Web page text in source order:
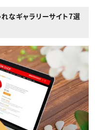
なギャラリーサイト7選